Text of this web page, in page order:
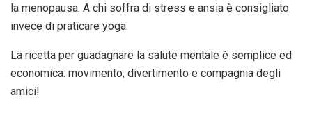
la menopausa. A chi soffra di stress e ansia è consigliato
invece di praticare yoga.
La ricetta per guadagnare la salute mentale è semplice ed
economica: movimento, divertimento e compagnia degli
amici!